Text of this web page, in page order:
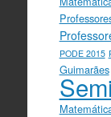
PODE 2015
Guimarães